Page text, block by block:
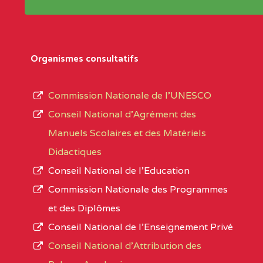
Noms
Localité
Région Noms
ADAMAOUA
INSTITUT POLYVALENT
PINTADES BP :
L’offre d’éducation del’Enseignement
d’immatriculation du mois de septembre
suit :
1950 établissements publics
895 CES dont 86 Bilingues
1055 Lycées dont 351 Bilingues
72 établissements avec section bilingue
Organismes consultatifs
Commission Nationale de l’UNESCO
Conseil National d’Agrément des
Manuels Scolaires et des Matériels
Didactiques
Conseil National de l’Education
Commission Nationale des Programmes
et des Diplômes
Conseil National de l’Enseignement Privé
Conseil National d'Attribution des